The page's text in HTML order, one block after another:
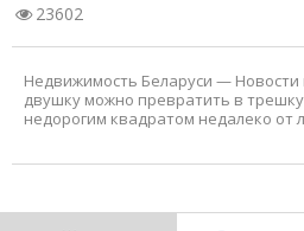
23602
Недвижимость Беларуси —
двушку можно превратить в
недорогим квадратом недалеко от